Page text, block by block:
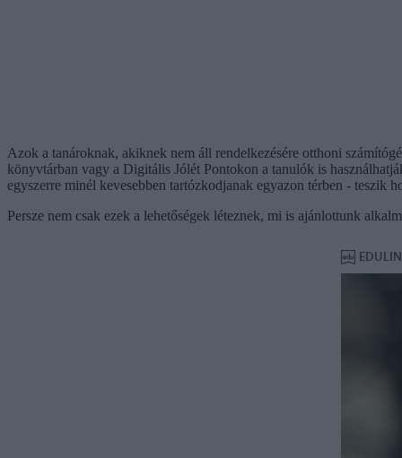
Azok a tanároknak, akiknek nem áll rendelkezésére otthoni
könyvtárban vagy a Digitális Jólét Pontokon a tanulók is
egyszerre minél kevesebben tartózkodjanak egyazon térben - teszik
Persze nem csak ezek a lehetőségek léteznek, mi is ajánlottunk